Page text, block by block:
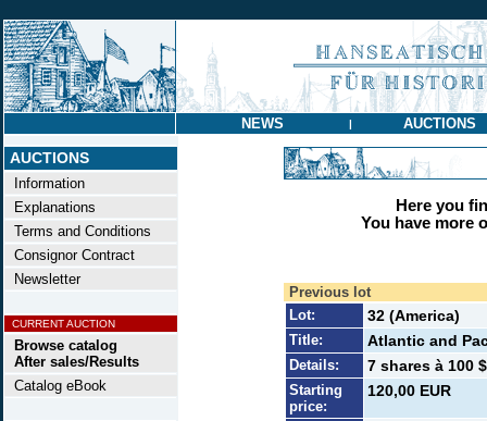
NEWS | AUCTIONS
AUCTIONS
Information
Explanations
Terms and Conditions
Consignor Contract
Newsletter
CURRENT AUCTION
Browse catalog
After sales/Results
Catalog eBook
Here you
You have more
Previous lot
Lot:
32 (America)
Title: Atlantic and
Details: 7 shares à 100
Starting
price:
120,00 EUR